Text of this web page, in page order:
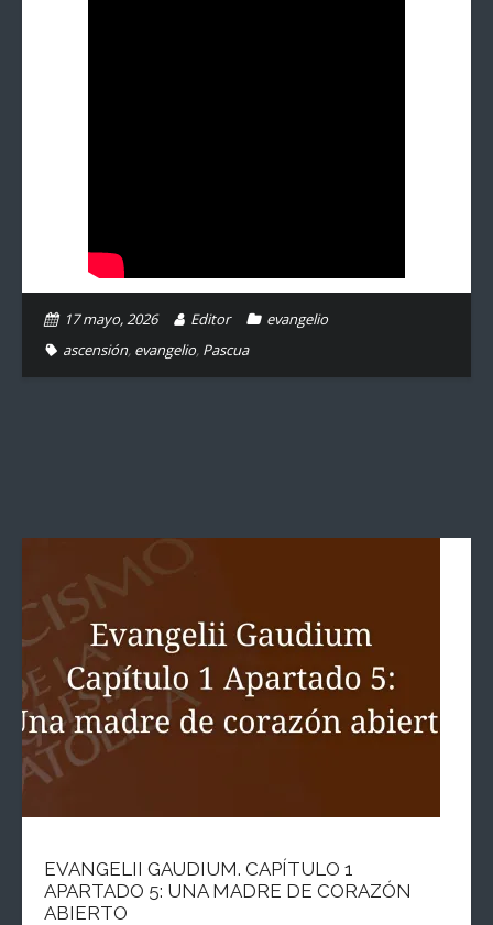
17 mayo, 2026 Editor
evangelio
ascensión, evangelio, Pascua
EVANGELII GAUDIUM. CAPÍTULO 1
APARTADO 5: UNA MADRE DE CORAZÓN
ABIERTO